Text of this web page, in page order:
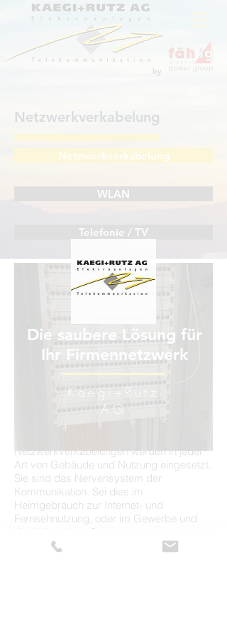
by
Netzwerkverkabelung
Netzwerkverkabelung
WLAN
Telefonie / TV
Netzwerkverkabelungen werden in jeder
Art von Gebäude und Nutzung eingesetzt.
Sie sind das Nervensystem der
Kommunikation. Sei dies im
Heimgebrauch zur Internet- und
Fernsehnutzung, oder im Gewerbe und
der Industrie zu Steuerungsprozessen,
der Überwachung mit Kameras, für
Die saubere Lösung für
Ihr Firmennetzwerk
Kaegi+Rutz
AG